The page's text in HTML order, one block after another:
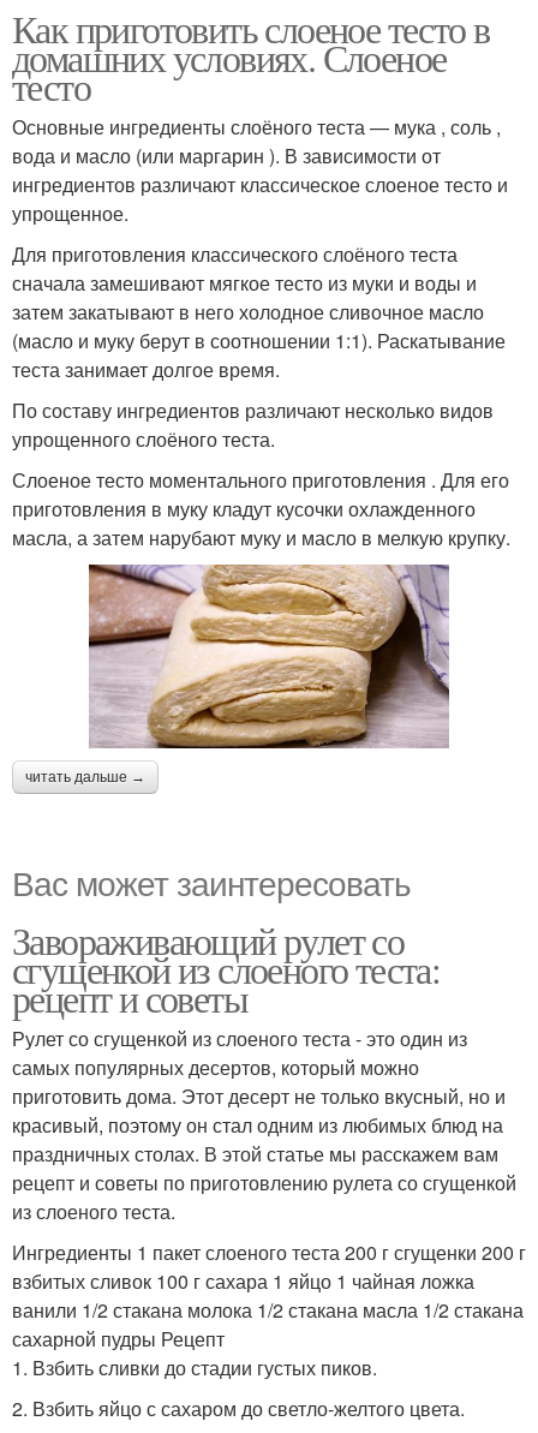
Как приготовить слоеное тесто в
домашних условиях. Слоеное
тесто
Основные ингредиенты слоёного теста — мука , соль ,
вода и масло (или маргарин ). В зависимости от
ингредиентов различают классическое слоеное тесто и
упрощенное.
Для приготовления классического слоёного теста
сначала замешивают мягкое тесто из муки и воды и
затем закатывают в него холодное сливочное масло
(масло и муку берут в соотношении 1:1). Раскатывание
теста занимает долгое время.
По составу ингредиентов различают несколько видов
упрощенного слоёного теста.
Слоеное тесто моментального приготовления . Для его
приготовления в муку кладут кусочки охлажденного
масла, а затем нарубают муку и масло в мелкую крупку.
читать дальше →
Вас может заинтересовать
Завораживающий рулет со
сгущенкой из слоеного теста:
рецепт и советы
Рулет со сгущенкой из слоеного теста - это один из
самых популярных десертов, который можно
приготовить дома. Этот десерт не только вкусный, но и
красивый, поэтому он стал одним из любимых блюд на
праздничных столах. В этой статье мы расскажем вам
рецепт и советы по приготовлению рулета со сгущенкой
из слоеного теста.
Ингредиенты 1 пакет слоеного теста 200 г сгущенки 200 г
взбитых сливок 100 г сахара 1 яйцо 1 чайная ложка
ванили 1/2 стакана молока 1/2 стакана масла 1/2 стакана
сахарной пудры Рецепт
1. Взбить сливки до стадии густых пиков.
2. Взбить яйцо с сахаром до светло-желтого цвета.